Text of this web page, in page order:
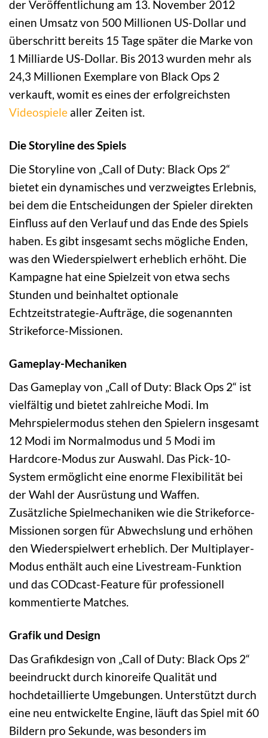
der Veröffentlichung am 13. November 2012
einen Umsatz von 500 Millionen US-Dollar und
überschritt bereits 15 Tage später die Marke von
1 Milliarde US-Dollar. Bis 2013 wurden mehr als
24,3 Millionen Exemplare von Black Ops 2
verkauft, womit es eines der erfolgreichsten
Videospiele aller Zeiten ist.
Die Storyline des Spiels
Die Storyline von „Call of Duty: Black Ops 2“
bietet ein dynamisches und verzweigtes Erlebnis,
bei dem die Entscheidungen der Spieler direkten
Einfluss auf den Verlauf und das Ende des Spiels
haben. Es gibt insgesamt sechs mögliche Enden,
was den Wiederspielwert erheblich erhöht. Die
Kampagne hat eine Spielzeit von etwa sechs
Stunden und beinhaltet optionale
Echtzeitstrategie-Aufträge, die sogenannten
Strikeforce-Missionen.
Gameplay-Mechaniken
Das Gameplay von „Call of Duty: Black Ops 2“ ist
vielfältig und bietet zahlreiche Modi. Im
Mehrspielermodus stehen den Spielern insgesamt
12 Modi im Normalmodus und 5 Modi im
Hardcore-Modus zur Auswahl. Das Pick-10-
System ermöglicht eine enorme Flexibilität bei
der Wahl der Ausrüstung und Waffen.
Zusätzliche Spielmechaniken wie die Strikeforce-
Missionen sorgen für Abwechslung und erhöhen
den Wiederspielwert erheblich. Der Multiplayer-
Modus enthält auch eine Livestream-Funktion
und das CODcast-Feature für professionell
kommentierte Matches.
Grafik und Design
Das Grafikdesign von „Call of Duty: Black Ops 2“
beeindruckt durch kinoreife Qualität und
hochdetaillierte Umgebungen. Unterstützt durch
eine neu entwickelte Engine, läuft das Spiel mit 60
Bildern pro Sekunde, was besonders im